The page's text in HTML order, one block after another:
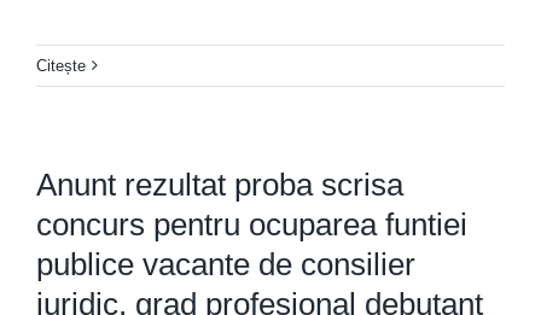
Citește
Anunt rezultat proba scrisa
concurs pentru ocuparea funtiei
publice vacante de consilier
juridic, grad profesional debutant